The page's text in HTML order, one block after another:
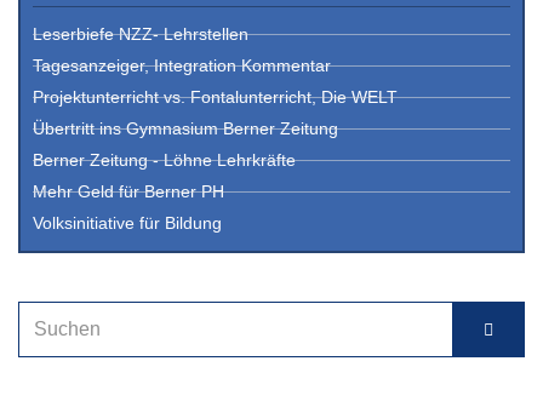
Leserbiefe NZZ- Lehrstellen
Tagesanzeiger, Integration Kommentar
Projektunterricht vs. Fontalunterricht, Die WELT
Übertritt ins Gymnasium Berner Zeitung
Berner Zeitung - Löhne Lehrkräfte
Mehr Geld für Berner PH
Volksinitiative für Bildung